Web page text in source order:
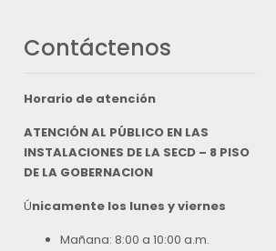
Contáctenos
Horario de atención
ATENCIÓN AL PÚBLICO EN LAS
INSTALACIONES DE LA SECD – 8 PISO
DE LA GOBERNACION
Únicamente los lunes y viernes
Mañana: 8:00 a 10:00 a.m.